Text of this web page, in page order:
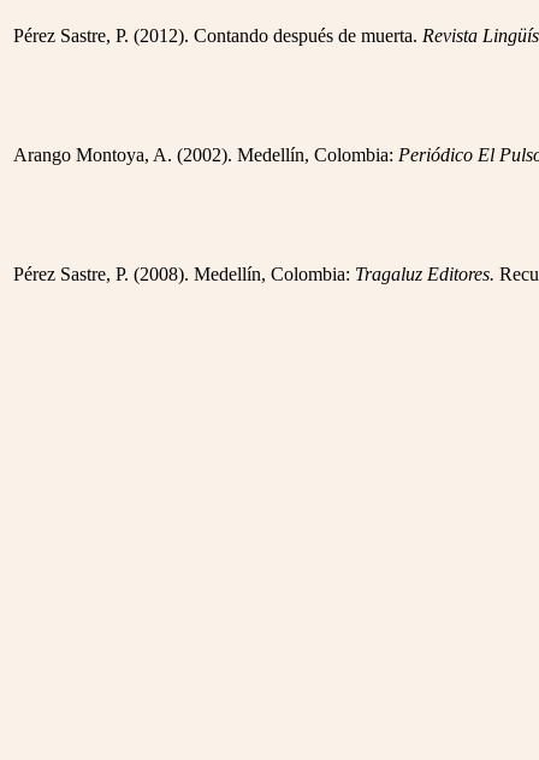
Pérez Sastre, P. (2012). Contando después de muerta. Revista
Arango Montoya, A. (2002). Medellín, Colombia: Periódico El
Pérez Sastre, P. (2008). Medellín, Colombia: Tragaluz Editores.